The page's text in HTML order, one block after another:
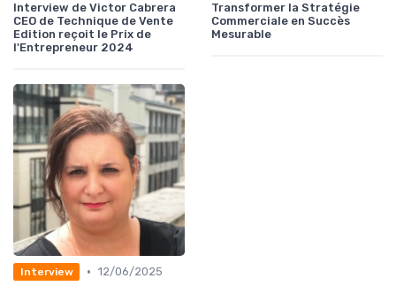
Interview de Victor Cabrera
CEO de Technique de Vente
Edition reçoit le Prix de
l'Entrepreneur 2024
Transformer la Stratégie
Commerciale en Succès
Mesurable
Interview • 12/06/2025